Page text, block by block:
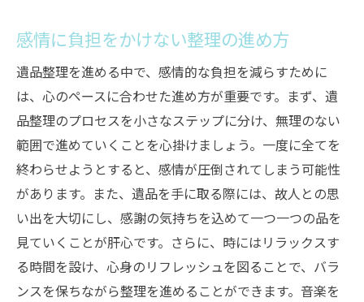
感情に負担をかけない整理の進め方
遺品整理を進める中で、感情的な負担を減らすために
は、心のペースに合わせた進め方が重要です。まず、遺
品整理のプロセスを小さなステップに分け、無理のない
範囲で進めていくことを心掛けましょう。一度に全てを
終わらせようとすると、感情が圧倒されてしまう可能性
があります。また、遺品を手に取る際には、故人との思
い出を大切にし、感謝の気持ちを込めて一つ一つの品を
見ていくことが肝心です。さらに、時にはリラックスす
る時間を設け、心身のリフレッシュを図ることで、バラ
ンスを保ちながら整理を進めることができます。音楽を